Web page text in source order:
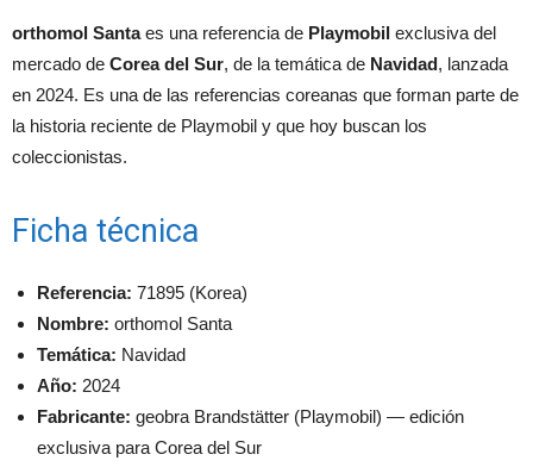
orthomol Santaes una referencia de Playmobil exclusiva del
mercado de Corea del Sur, de la temática de Navidad, lanzada
en 2024. Es una de las referencias coreanas que forman parte de
la historia reciente de Playmobil y que hoy buscan los
coleccionistas.
Ficha técnica
Referencia: 71895 (Korea)
Nombre: orthomol Santa
Temática: Navidad
Año: 2024
Fabricante: geobra Brandstätter (Playmobil) — edición
exclusiva para Corea del Sur